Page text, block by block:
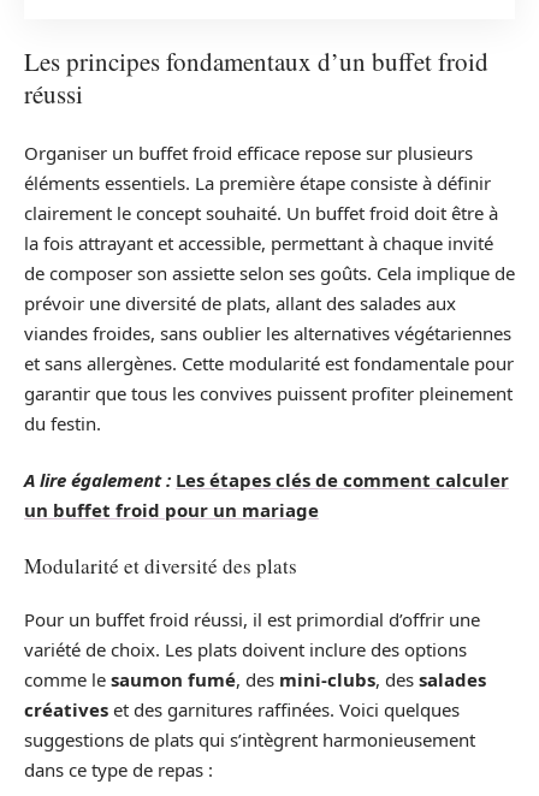
Les principes fondamentaux d’un buffet froid
réussi
Organiser un buffet froid efficace repose sur plusieurs
éléments essentiels. La première étape consiste à définir
clairement le concept souhaité. Un buffet froid doit être à
la fois attrayant et accessible, permettant à chaque invité
de composer son assiette selon ses goûts. Cela implique de
prévoir une diversité de plats, allant des salades aux
viandes froides, sans oublier les alternatives végétariennes
et sans allergènes. Cette modularité est fondamentale pour
garantir que tous les convives puissent profiter pleinement
du festin.
A lire également : Les étapes clés de comment calculer
un buffet froid pour un mariage
Modularité et diversité des plats
Pour un buffet froid réussi, il est primordial d’offrir une
variété de choix. Les plats doivent inclure des options
comme le saumon fumé, des mini-clubs, des salades
créatives et des garnitures raffinées. Voici quelques
suggestions de plats qui s’intègrent harmonieusement
dans ce type de repas :